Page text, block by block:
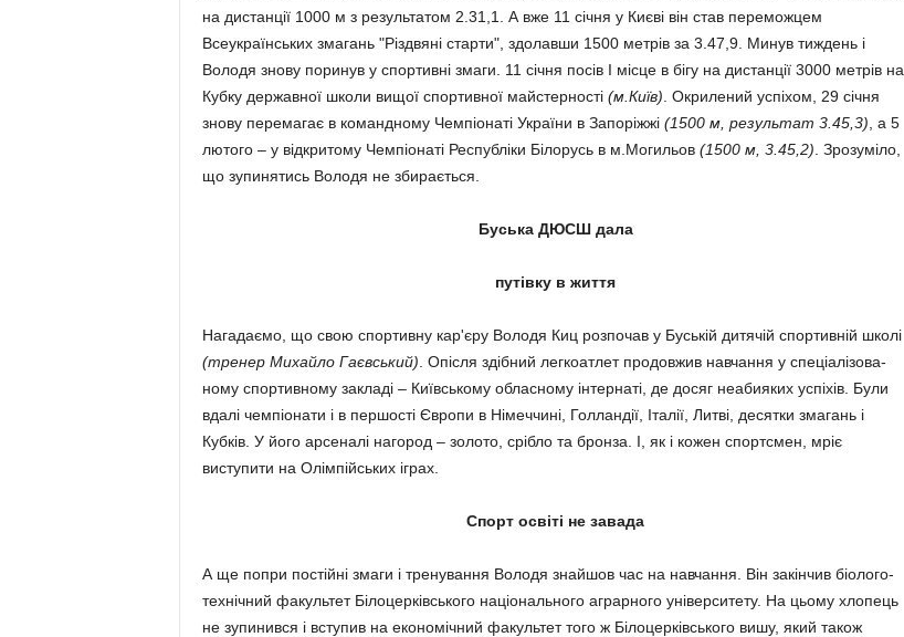
на дистанції 1000 м з результатом 2.31,1. А вже 11 січ­ня у Києві він став переможцем
Всеукраїнських змагань "Різдвя­ні старти", здолавши 1500 метрів за 3.47,9. Минув тиждень і
Володя знову поринув у спор­тивні змаги. 11 січня посів І місце в бігу на дистанції 3000 метрів на
Кубку державної школи вищої спортивної майстерності (м.Ки­їв) . Окрилений успіхом, 29 січня
знову перемагає в ко­мандному Чемпіонаті України в Запоріжжі (1500 м, результат 3.45,3) , а 5
лютого – у відкритому Чемпіонаті Республіки Білорусь в м.Моги­льов (1500 м, 3.45,2) . Зрозумі­ло,
що зупиня­тись Володя не збирається.
Буська ДЮСШ дала
путівку в життя
Нага­даємо, що свою спортивну ка­р'єру Володя Киц розпочав у Буській дитячій спортивній школі
(тренер Михайло Гаєвський) . Опісля здібний легко­атлет про­довжив навчання у спе­ціалі­зо­ва­
ному спортивному за­кладі – Київ­ському обласному інтернаті, де досяг неабияких успіхів. Були
вдалі чемпіонати і в першості Європи в Німеччині, Голландії, Італії, Литві, десятки змагань і
Кубків. У його арсеналі нагород – золото, срібло та бронза. І, як і кожен спортсмен, мріє
виступити на Олімпійських іграх.
Спорт освіті не завада
А ще попри постійні змаги і тренування Володя знайшов час на навчання. Він закінчив бі­олого-
технічний факультет Біло­цер­ківського національного аграр­ного університету. На цьому хло­пець
не зупинився і вступив на економічний факуль­тет того ж Білоцерківського вишу, який також